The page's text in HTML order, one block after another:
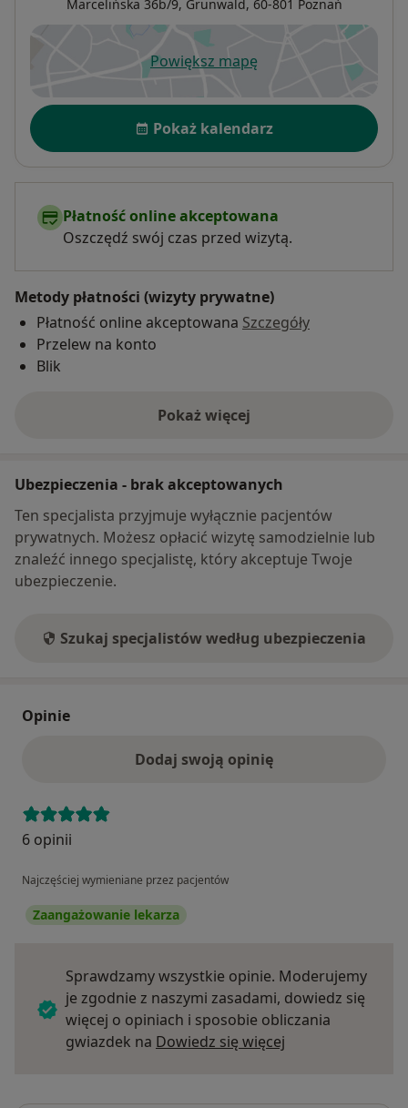
Marcelińska 36b/9, Grunwald, 60-801 Poznań
Powiększ mapęotwiera się w nowej karcie
Dostępność
Pokaż kalendarz
Płatność online akceptowana
Oszczędź swój czas przed wizytą.
Metody płatności (wizyty prywatne)
Płatność online akceptowana Szczegóły
Przelew na konto
Blik
Pokaż więcej
o adresie
Ubezpieczenia - brak akceptowanych
Ten specjalista przyjmuje wyłącznie pacjentów
prywatnych. Możesz opłacić wizytę samodzielnie lub
znaleźć innego specjalistę, który akceptuje Twoje
ubezpieczenie.
Szukaj specjalistów według ubezpieczenia
Opinie
Dodaj swoją opinię
6 opinii
Najczęściej wymieniane przez pacjentów
Zaangażowanie lekarza
Sprawdzamy wszystkie opinie. Moderujemy
je zgodnie z naszymi zasadami, dowiedz się
więcej o opiniach i sposobie obliczania
gwiazdek na Dowiedz się więcej